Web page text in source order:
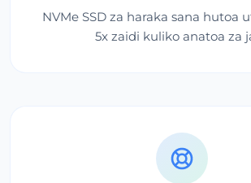
NVMe SSD za haraka sana hutoa
5x zaidi kuliko anatoa za